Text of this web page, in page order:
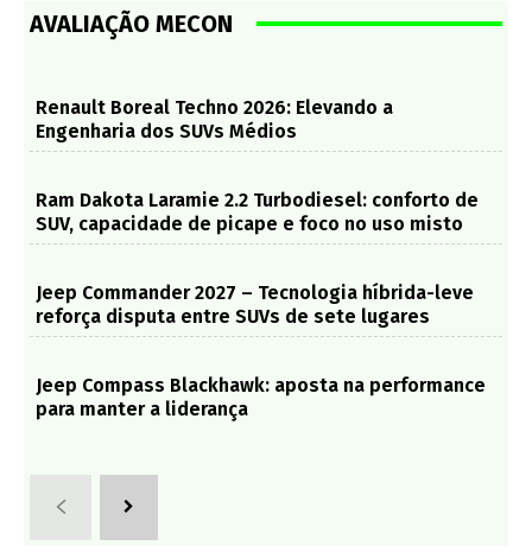
AVALIAÇÃO MECON
Renault Boreal Techno 2026: Elevando a
Engenharia dos SUVs Médios
Ram Dakota Laramie 2.2 Turbodiesel: conforto de
SUV, capacidade de picape e foco no uso misto
Jeep Commander 2027 – Tecnologia híbrida-leve
reforça disputa entre SUVs de sete lugares
Jeep Compass Blackhawk: aposta na performance
para manter a liderança